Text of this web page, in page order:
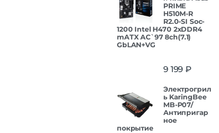
PRIME
H510M-R
R2.0-SI Soc-
1200 Intel H470 2xDDR4
mATX AC`97 8ch(7.1)
GbLAN+VG
9 199 ₽
Электрогрил
ь KaringBee
MB-P07/
Антипригар
ное
покрытие